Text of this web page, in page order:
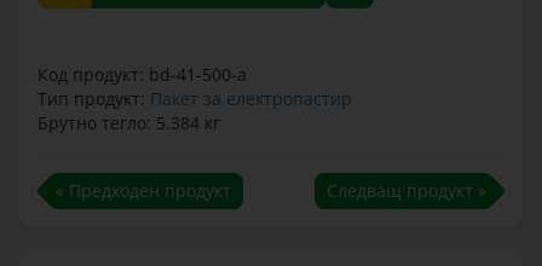
Код продукт: bd-41-500-a
Тип продукт: Пакет за електропастир
Брутно тегло: 5.384 кг
« Предходен продукт Следващ продукт »